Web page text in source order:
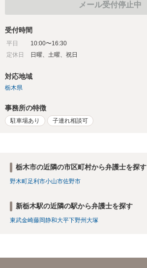
メール受付停止中
受付時間
平日
10:00〜16:30
定休日
日曜、土曜、祝日
対応地域
栃木県
事務所の特徴
駐車場あり 子連れ相談可
栃木市の近隣の市区町村から弁護士を探す
野木町足利市小山市佐野市
新栃木駅の近隣の駅から弁護士を探す
東武金崎藤岡静和大平下野州大塚